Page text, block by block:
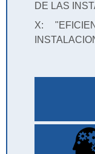
DE LAS
X: